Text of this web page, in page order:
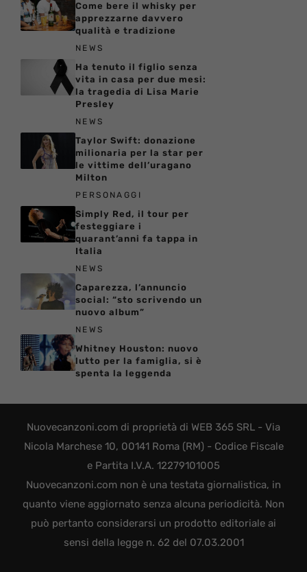
Come bere il whisky per
apprezzarne davvero
qualità e tradizione
NEWS
Ha tenuto il figlio senza
vita in casa per due mesi:
la tragedia di Lisa Marie
Presley
NEWS
Taylor Swift: donazione
milionaria per la star per
le vittime dell’uragano
Milton
PERSONAGGI
Simply Red, il tour per
festeggiare i
quarant’anni fa tappa in
Italia
NEWS
Caparezza, l’annuncio
social: “sto scrivendo un
nuovo album”
NEWS
Whitney Houston: nuovo
lutto per la famiglia, si è
spenta la leggenda
Nuovecanzoni.com di proprietà di WEB 365 SRL - Via
Nicola Marchese 10, 00141 Roma (RM) - Codice Fiscale
e Partita I.V.A. 12279101005
Nuovecanzoni.com non è una testata giornalistica, in
quanto viene aggiornato senza alcuna periodicità. Non
può pertanto considerarsi un prodotto editoriale ai
sensi della legge n. 62 del 07.03.2001